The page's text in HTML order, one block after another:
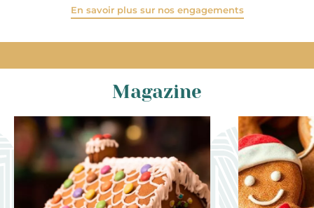
En savoir plus sur nos engagements
Magazine